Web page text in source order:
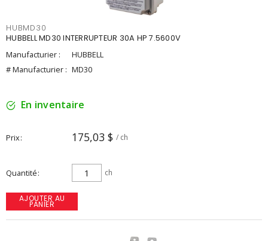
HUBMD30
HUBBELL MD30 INTERRUPTEUR 30A HP 7.5600V
Manufacturier :
HUBBELL
# Manufacturier : MD30
En inventaire
Prix 175,03 $ / ch
Quantité ch
AJOUTER AU
PANIER